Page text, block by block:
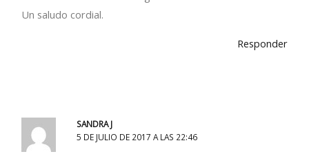
Un saludo cordial.
Responder
SANDRA J
5 DE JULIO DE 2017 A LAS 22:46